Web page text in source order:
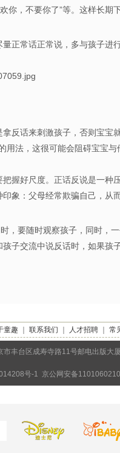
，不要你了”等。这样长期
正常话正常说，多与孩子进
反话来刺激孩子，否则宝宝
用法，这很可能会阻碍宝宝
好尺度。正话反说是一种
象：父母经常欺骗自己，从
，要随时观察孩子，同时，
子交流中说反话时，如果孩
童趣 联系我们 人才招聘｜ 常
丰台区成寿寺路11号邮电出版大
号-1 京公网安备